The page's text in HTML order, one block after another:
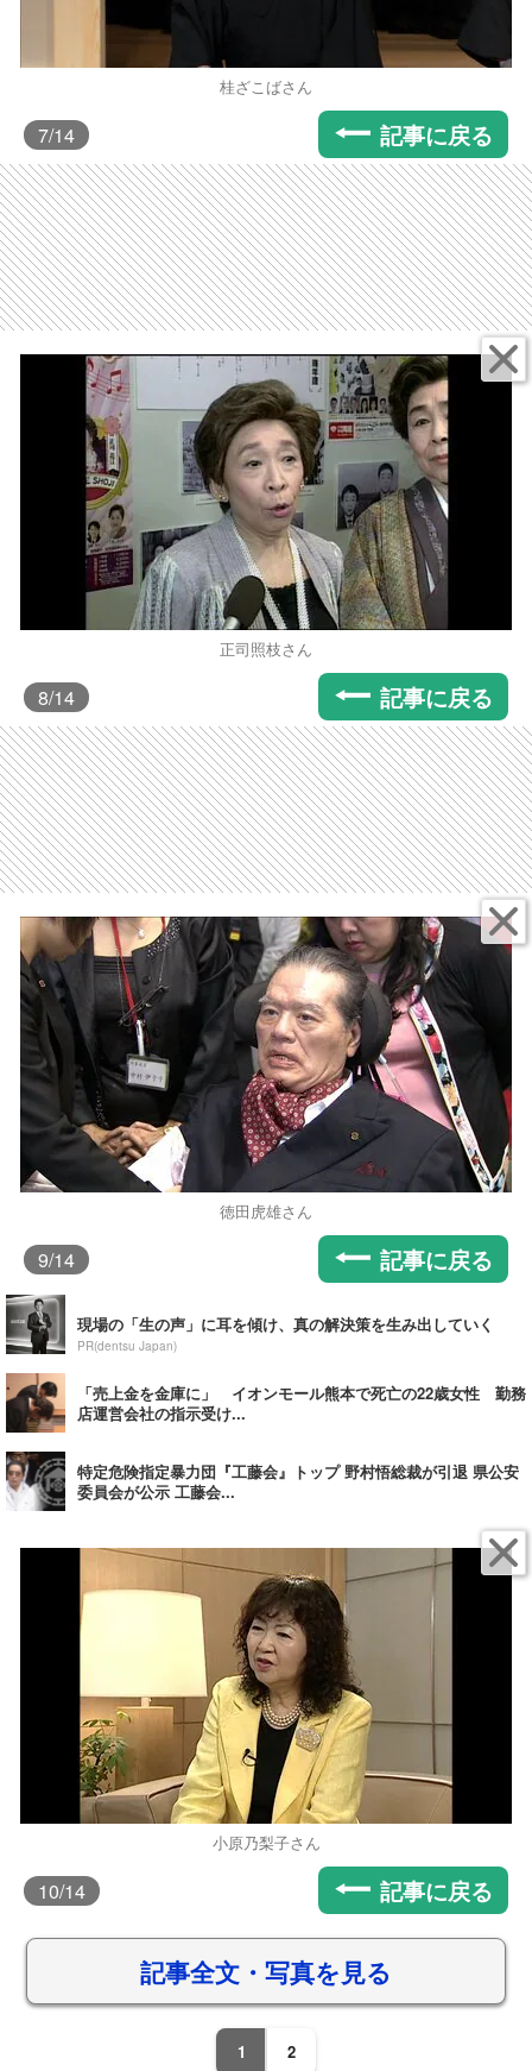
桂ざこばさん
7/14 記事に戻る
正司照枝さん
8/14 記事に戻る
徳田虎雄さん
9/14 記事に戻る
現場の「生の声」に耳を傾け、真の解決策を生み出していく
PR(dentsu Japan)
「売上金を金庫に」 イオンモール熊本で死亡の22歳女性 勤務
店運営会社の指示受け...
特定危険指定暴力団『工藤会』トップ 野村悟総裁が引退 県公安
委員会が公示 工藤会...
小原乃梨子さん
10/14 記事に戻る
記事全文・写真を見る
1 2